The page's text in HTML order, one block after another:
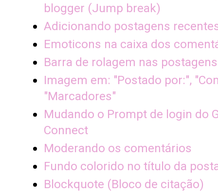
blogger (Jump break)
Adicionando postagens
Emoticons na caixa dos
Barra de rolagem nas postagens
Imagem em: "Postado por:",
"Marcadores"
Mudando o Prompt de login do
Connect
Moderando os comentários
Fundo colorido no título da
Blockquote (Bloco de citação)